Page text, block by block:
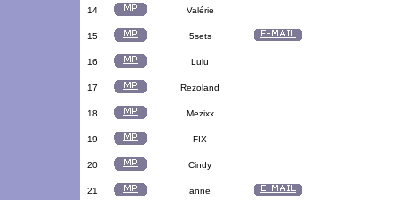
14 Valérie
15 5sets
16 Lulu
17 Rezoland
18 Mezixx
19 FIX
20 Cindy
21 anne